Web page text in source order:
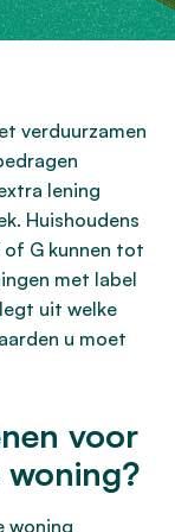
verduurzamen
lening
Huishoudens
of G kunnen tot
met label
uit welke
u moet
voor
woning?
woning